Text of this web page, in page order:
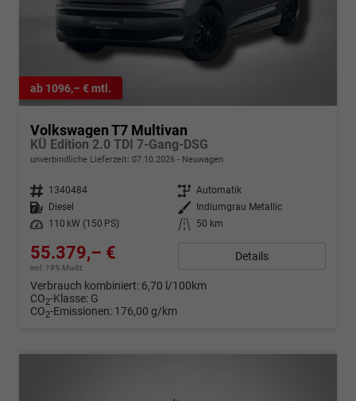
ab 1096,– € mtl.
Volkswagen T7 Multivan
KÜ Edition 2.0 TDI 7-Gang-DSG
unverbindliche Lieferzeit: 07.10.2026 Neuwagen
Fahrzeugnr. 1340484 Getriebe Automatik
Kraftstoff
Diesel Außenfarbe
Indiumgrau Metallic
Leistung
110 kW (150 PS) Kilometerstand 50 km
55.379,– €
incl. 19% MwSt.
Details
Verbrauch kombiniert: 6,70 l/100km
CO2-Klasse: G
CO2-Emissionen: 176,00 g/km